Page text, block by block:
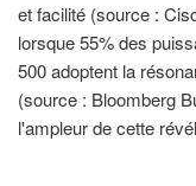
et facilité (source :
lorsque 55% des
500 adoptent la
(source : Bloomberg
l'ampleur de cette